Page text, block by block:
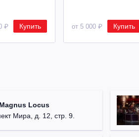
₽ Купить от 5 000 ₽ Купить
Locus
Мира, д. 12, стр. 9.